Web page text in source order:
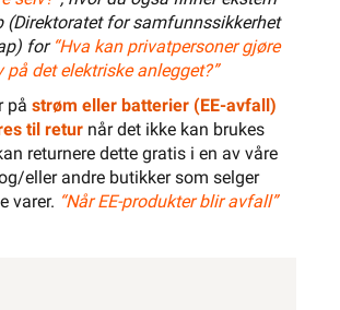
(Direktoratet for samfunnssikkerhet
for “Hva kan privatpersoner gjøre
på det elektriske anlegget?”
på strøm eller batterier (EE-avfall)
til returnår det ikke kan brukes
returnere dette gratis i en av våre
eller andre butikker som selger
varer. “Når EE-produkter blir avfall”